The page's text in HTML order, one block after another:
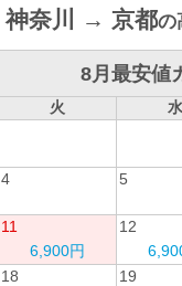
神奈川 → 京都の
8月最安値
火 水
4 5
11
6,900円
12
18
19